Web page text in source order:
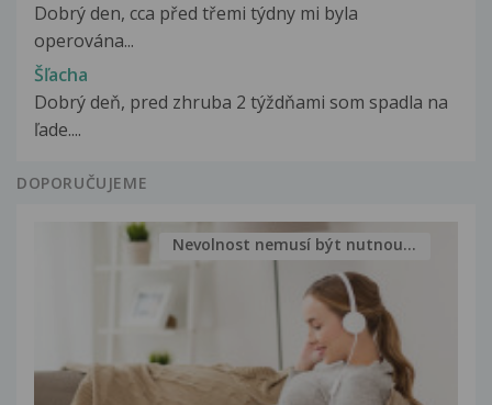
Dobrý den, cca před třemi týdny mi byla
operována...
Šľacha
Dobrý deň, pred zhruba 2 týždňami som spadla na
ľade....
DOPORUČUJEME
Nevolnost nemusí být nutnou...